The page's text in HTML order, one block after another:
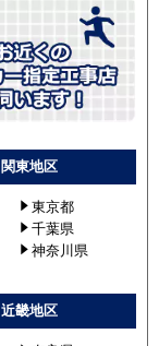
関東地区
東京都
千葉県
神奈川県
近畿地区